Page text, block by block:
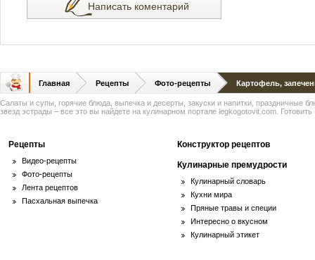
Написать коментарий
Главная Рецепты Фото-рецепты Картофель,
Салаты и супы, горячие блюда, выпечка и десерты, закуски и напитки, праздничные
звезд эстрады – все это вы найдете на кулинарном портале legkogotovit.com. Готовить
Рецепты
Видео-рецепты
Фото-рецепты
Лента рецептов
Пасхальная выпечка
Конструктор рецептов
Кулинарные премудрости
Кулинарный словарь
Кухни мира
Пряные травы и специи
Интересно о вкусном
Кулинарный этикет